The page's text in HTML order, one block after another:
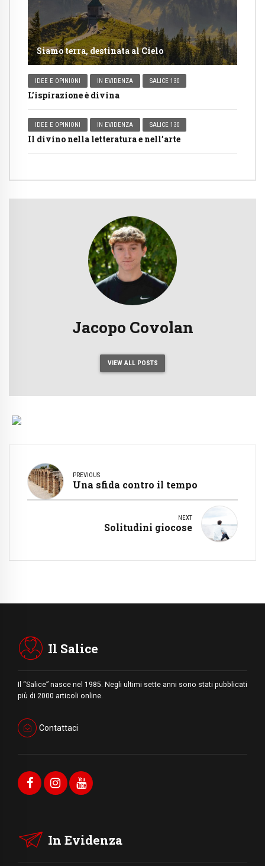
Siamo terra, destinata al Cielo
IDEE E OPINIONI IN EVIDENZA SALICE 130
L’ispirazione è divina
IDEE E OPINIONI IN EVIDENZA SALICE 130
Il divino nella letteratura e nell’arte
Jacopo Covolan
VIEW ALL POSTS
PREVIOUS
Una sfida contro il tempo
NEXT
Solitudini giocose
Il Salice
Il “Salice” nasce nel 1985. Negli ultimi sette anni sono stati pubblicati
più di 2000 articoli online.
Contattaci
In Evidenza